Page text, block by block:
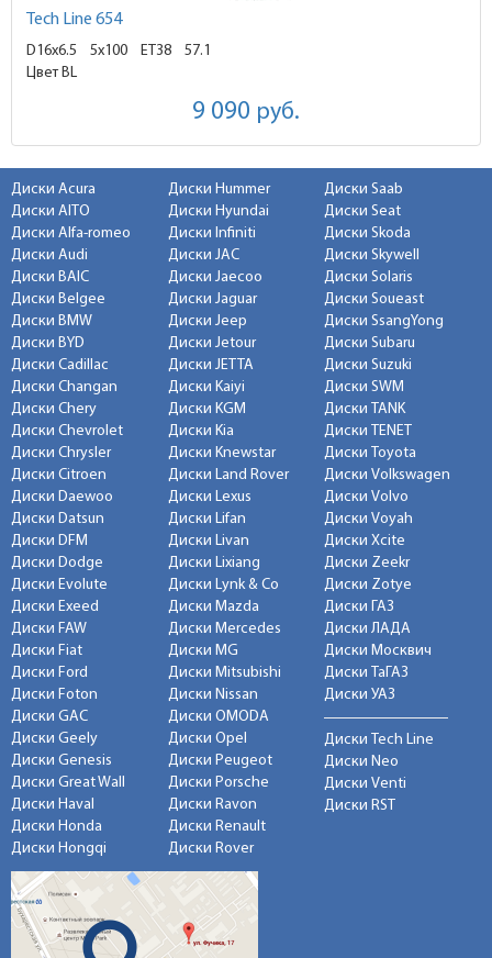
Tech Line 654
D16x6.5 5x100 ET38
57.1
Цвет BL
9 090 руб.
Диски Acura
Диски AITO
Диски Alfa-romeo
Диски Audi
Диски BAIC
Диски Belgee
Диски BMW
Диски BYD
Диски Cadillac
Диски Changan
Диски Chery
Диски Chevrolet
Диски Chrysler
Диски Citroen
Диски Daewoo
Диски Datsun
Диски DFM
Диски Dodge
Диски Evolute
Диски Exeed
Диски FAW
Диски Fiat
Диски Ford
Диски Foton
Диски GAC
Диски Geely
Диски Genesis
Диски Great Wall
Диски Haval
Диски Honda
Диски Hongqi
Диски Hummer
Диски Hyundai
Диски Infiniti
Диски JAC
Диски Jaecoo
Диски Jaguar
Диски Jeep
Диски Jetour
Диски JETTA
Диски Kaiyi
Диски KGM
Диски Kia
Диски Knewstar
Диски Land Rover
Диски Lexus
Диски Lifan
Диски Livan
Диски Lixiang
Диски Lynk & Co
Диски Mazda
Диски Mercedes
Диски MG
Диски Mitsubishi
Диски Nissan
Диски OMODA
Диски Opel
Диски Peugeot
Диски Porsche
Диски Ravon
Диски Renault
Диски Rover
Диски Saab
Диски Seat
Диски Skoda
Диски Skywell
Диски Solaris
Диски Soueast
Диски SsangYong
Диски Subaru
Диски Suzuki
Диски SWM
Диски TANK
Диски TENET
Диски Toyota
Диски Volkswagen
Диски Volvo
Диски Voyah
Диски Xcite
Диски Zeekr
Диски Zotye
Диски ГАЗ
Диски ЛАДА
Диски Москвич
Диски ТаГАЗ
Диски УАЗ
Диски Tech Line
Диски Neo
Диски Venti
Диски RST